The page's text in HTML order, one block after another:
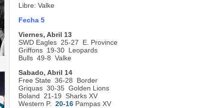
Libre: Valke
Fecha 5
Viernes, Abril 13
SWD Eagles 25-27 E. Province
Griffons 19-30 Leopards
Bulls 49-8 Valke
Sabado, Abril 14
Free State 36-28 Border
Griquas 30-35 Golden Lions
Boland 21-19 Sharks XV
Western P. 20-16 Pampas XV